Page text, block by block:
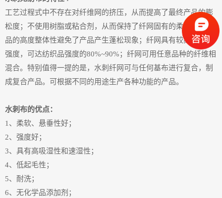
工艺过程式中不存在对纤维网的挤压，从而提高了最终产品的膨
松度；不使用树脂或粘合剂，从而保持了纤网固有的柔软性；产
品的高度整体性避免了产品产生蓬松现象；纤网具有较高的机械
强度，可达纺织品强度的80%~90%；纤网可用任意品种的纤维相
混合。特别值得一提的是，水刺纤网可与任何基布进行复合，制
成复合产品。可根据不同的用途生产各种功能的产品。
水刺布的优点：
1、柔软、悬垂性好；
2、强度好；
3、具有高吸湿性和速湿性；
4、低起毛性；
5、耐洗；
6、无化学品添加剂；